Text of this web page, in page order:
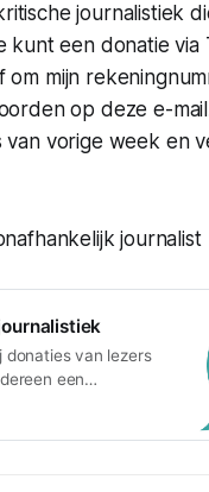
journalistiek
kunt een donatie via
om mijn
op deze e-
vorige week en
journalist
donaties van lezers
een